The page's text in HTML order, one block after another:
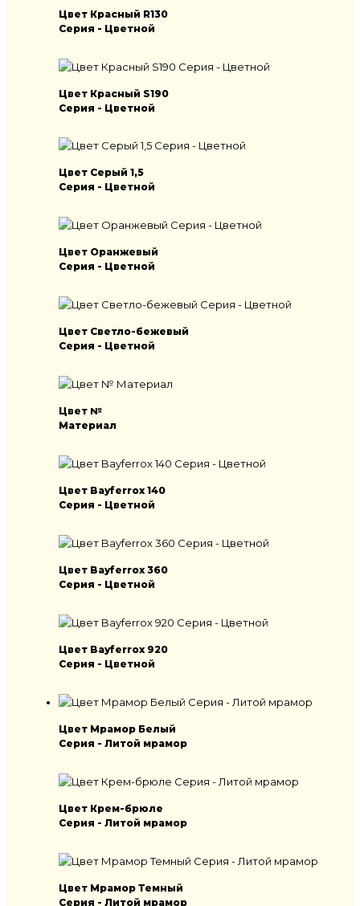
Цвет Красный R130
Серия - Цветной
Цвет Красный S190
Серия - Цветной
Цвет Серый 1,5
Серия - Цветной
Цвет Оранжевый
Серия - Цветной
Цвет Светло-бежевый
Серия - Цветной
Цвет №
Материал
Цвет Bayferrox 140
Серия - Цветной
Цвет Bayferrox 360
Серия - Цветной
Цвет Bayferrox 920
Серия - Цветной
Цвет Мрамор Белый
Серия - Литой мрамор
Цвет Крем-брюле
Серия - Литой мрамор
Цвет Мрамор Темный
Серия - Литой мрамор